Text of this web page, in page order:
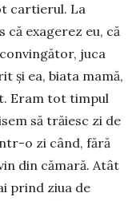
cartierul. La
exagerez eu, că
juca
și ea, biata mamă,
Eram tot timpul
să trăiesc zi de
o zi când, fără
din cămară. Atât
prind ziua de